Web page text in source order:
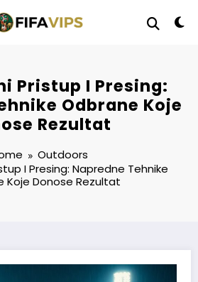
Pristup I Presing:
Odbrane Koje
Rezultat
Outdoors
I Presing: Napredne Tehnike
Koje Donose Rezultat